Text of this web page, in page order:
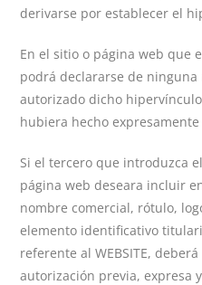
derivarse por establecer el
En el sitio o página web que
podrá declararse de ninguna
autorizado dicho
hubiera hecho
Si el tercero que introduzca
página web deseara incluir
nombre comercial, rótulo,
elemento identificativo
referente al WEBSITE,
autorización previa, expresa